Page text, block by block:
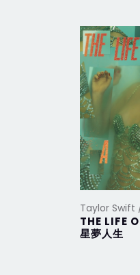
Taylor Swift
THE LIFE
星夢人生